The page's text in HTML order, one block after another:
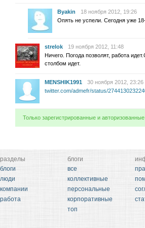
Byakin
18 ноября 2012, 19:26
Опять не успели. Сегодня уже
strelok
19 ноября 2012, 11:48
Ничего. Погода позволят, работа
столбом идет.
MENSHIK1991
30 ноября 2012, 23:26
twitter.com/admefr/status/
Только зарегистрированные и
разделы
блоги
люди
компании
работа
блоги
все
коллективные
персональные
корпоративные
топ